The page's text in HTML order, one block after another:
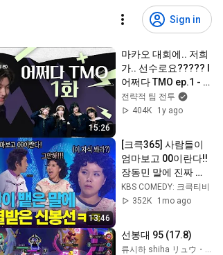
Sign in
15:26
마카오 대회에.. 저희
가.. 선수로요????? l
어쩌다 TMO ep.1 -
전략적 팀 전투
전략적 팀 전투
404K
1y ago
13:46
[크큭365] 사람들이
엄마보고 00이란다!!
장동민 말에 진짜 열
받은 신봉선ㅋㅋ #대
화가필요해 | KBS 방
KBS COMEDY: 크큭티비
352K
1mo ago
선봉대 95 (17.8)
류시하 shiha リュウ・しは [TFT JP]